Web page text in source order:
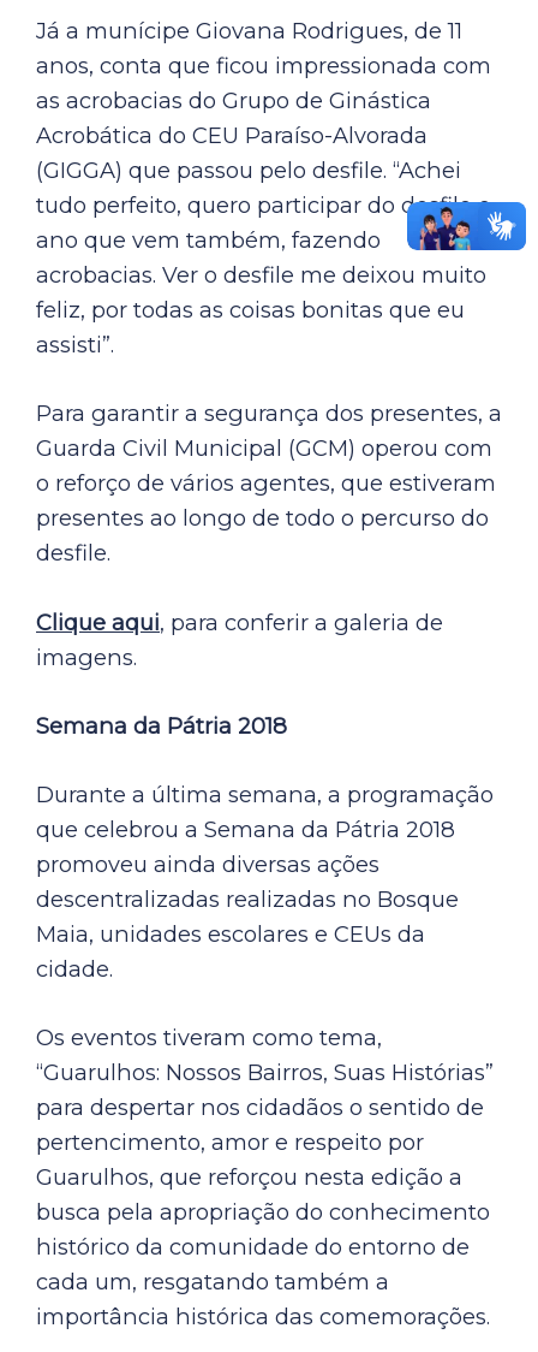
Já a munícipe Giovana Rodrigues, de 11
anos, conta que ficou impressionada com
as acrobacias do Grupo de Ginástica
Acrobática do CEU Paraíso-Alvorada
(GIGGA) que passou pelo desfile. “Achei
tudo perfeito, quero participar do desfile o
ano que vem também, fazendo
acrobacias. Ver o desfile me deixou muito
feliz, por todas as coisas bonitas que eu
assisti”.
Para garantir a segurança dos presentes, a
Guarda Civil Municipal (GCM) operou com
o reforço de vários agentes, que estiveram
presentes ao longo de todo o percurso do
desfile.
Clique aqui, para conferir a galeria de
imagens.
Semana da Pátria 2018
Durante a última semana, a programação
que celebrou a Semana da Pátria 2018
promoveu ainda diversas ações
descentralizadas realizadas no Bosque
Maia, unidades escolares e CEUs da
cidade.
Os eventos tiveram como tema,
“Guarulhos: Nossos Bairros, Suas Histórias”
para despertar nos cidadãos o sentido de
pertencimento, amor e respeito por
Guarulhos, que reforçou nesta edição a
busca pela apropriação do conhecimento
histórico da comunidade do entorno de
cada um, resgatando também a
importância histórica das comemorações.